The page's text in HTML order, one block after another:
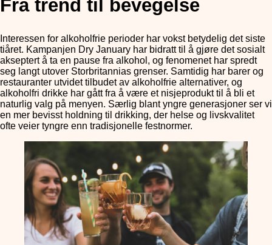
Fra trend til bevegelse
Interessen for alkoholfrie perioder har vokst betydelig det siste
tiåret. Kampanjen Dry January har bidratt til å gjøre det sosialt
akseptert å ta en pause fra alkohol, og fenomenet har spredt
seg langt utover Storbritannias grenser. Samtidig har barer og
restauranter utvidet tilbudet av alkoholfrie alternativer, og
alkoholfri drikke har gått fra å være et nisjeprodukt til å bli et
naturlig valg på menyen. Særlig blant yngre generasjoner ser vi
en mer bevisst holdning til drikking, der helse og livskvalitet
ofte veier tyngre enn tradisjonelle festnormer.